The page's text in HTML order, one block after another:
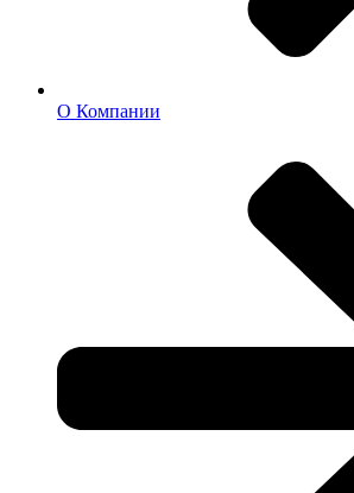
О Компании